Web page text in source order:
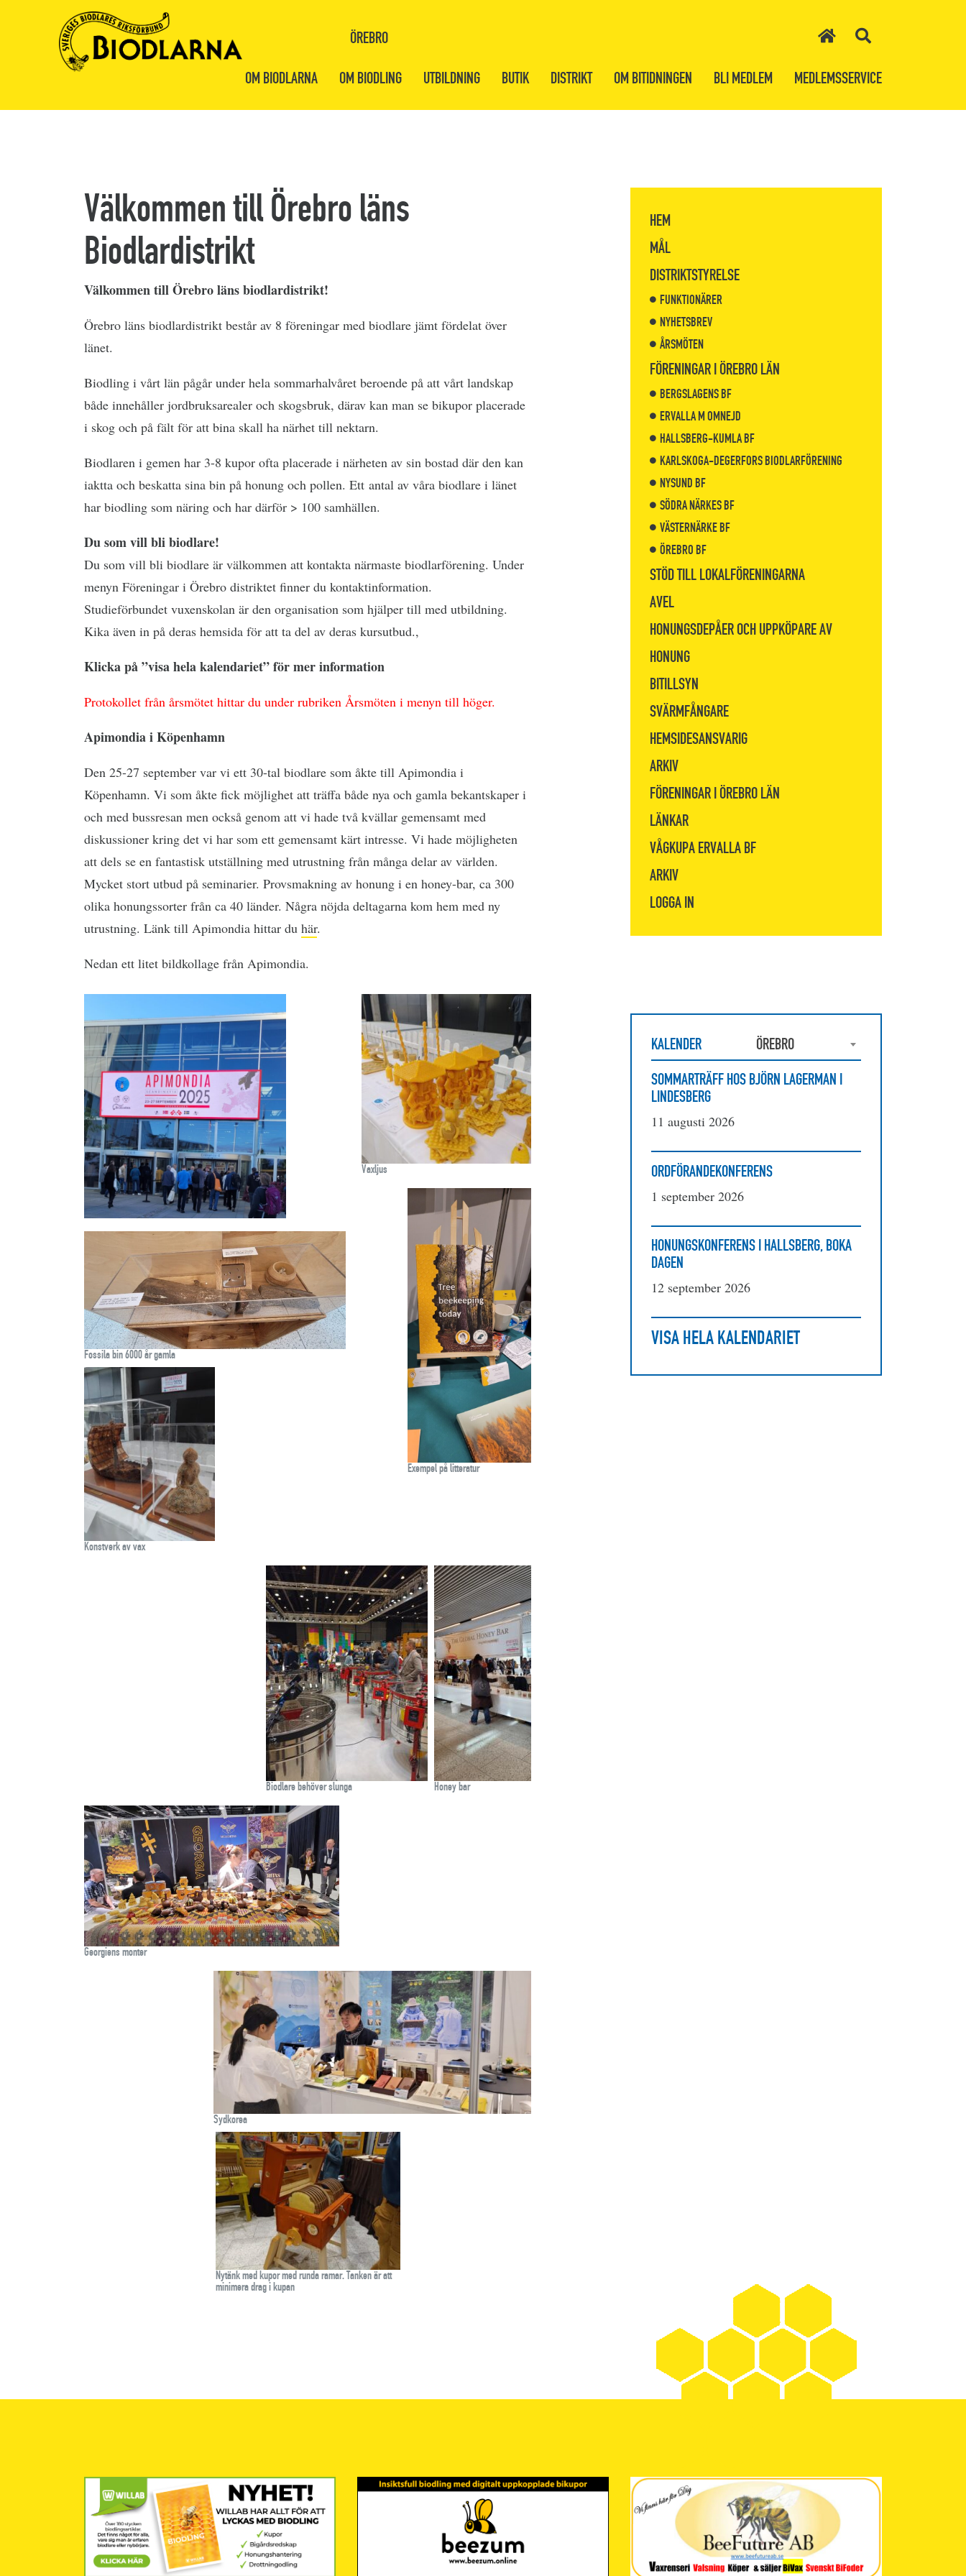
ÖREBRO
OM BIODLARNA OM BIODLING UTBILDNING BUTIK DISTRIKT OM BITIDNINGEN BLI MEDLEM MEDLEMSSERVICE
Välkommen till Örebro läns
Biodlardistrikt
Välkommen till Örebro läns biodlardistrikt!
Örebro läns biodlardistrikt består av 8 föreningar med biodlare jämt fördelat över
länet.
Biodling i vårt län pågår under hela sommarhalvåret beroende på att vårt landskap
både innehåller jordbruksarealer och skogsbruk, därav kan man se bikupor placerade
i skog och på fält för att bina skall ha närhet till nektarn.
Biodlaren i gemen har 3-8 kupor ofta placerade i närheten av sin bostad där den kan
iaktta och beskatta sina bin på honung och pollen. Ett antal av våra biodlare i länet
har biodling som näring och har därför > 100 samhällen.
Du som vill bli biodlare!
Du som vill bli biodlare är välkommen att kontakta närmaste biodlarförening. Under
menyn Föreningar i Örebro distriktet finner du kontaktinformation.
Studieförbundet vuxenskolan är den organisation som hjälper till med utbildning.
Kika även in på deras hemsida för att ta del av deras kursutbud.,
Klicka på ”visa hela kalendariet” för mer information
Protokollet från årsmötet hittar du under rubriken Årsmöten i menyn till höger.
Apimondia i Köpenhamn
Den 25-27 september var vi ett 30-tal biodlare som åkte till Apimondia i
Köpenhamn. Vi som åkte fick möjlighet att träffa både nya och gamla bekantskaper i
och med bussresan men också genom att vi hade två kvällar gemensamt med
diskussioner kring det vi har som ett gemensamt kärt intresse. Vi hade möjligheten
att dels se en fantastisk utställning med utrustning från många delar av världen.
Mycket stort utbud på seminarier. Provsmakning av honung i en honey-bar, ca 300
olika honungssorter från ca 40 länder. Några nöjda deltagarna kom hem med ny
utrustning. Länk till Apimondia hittar du här.
Nedan ett litet bildkollage från Apimondia.
Vaxljus
Exempel på litteratur
Fossila bin 6000 år gamla
Konstverk av vax
Honey bar
Biodlare behöver slunga
Georgiens monter
Sydkorea
Nytänk med kupor med runda ramar. Tanken är att
minimera drag i kupan
HEM
MÅL
DISTRIKTSTYRELSE
FUNKTIONÄRER
NYHETSBREV
ÅRSMÖTEN
FÖRENINGAR I ÖREBRO LÄN
BERGSLAGENS BF
ERVALLA M OMNEJD
HALLSBERG-KUMLA BF
KARLSKOGA-DEGERFORS BIODLARFÖRENING
NYSUND BF
SÖDRA NÄRKES BF
VÄSTERNÄRKE BF
ÖREBRO BF
STÖD TILL LOKALFÖRENINGARNA
AVEL
HONUNGSDEPÅER OCH UPPKÖPARE AV
HONUNG
BITILLSYN
SVÄRMFÅNGARE
HEMSIDESANSVARIG
ARKIV
FÖRENINGAR I ÖREBRO LÄN
LÄNKAR
VÅGKUPA ERVALLA BF
ARKIV
LOGGA IN
KALENDER
ÖREBRO
SOMMARTRÄFF HOS BJÖRN LAGERMAN I
LINDESBERG
11 augusti 2026
ORDFÖRANDEKONFERENS
1 september 2026
HONUNGSKONFERENS I HALLSBERG, BOKA
DAGEN
12 september 2026
VISA HELA KALENDARIET